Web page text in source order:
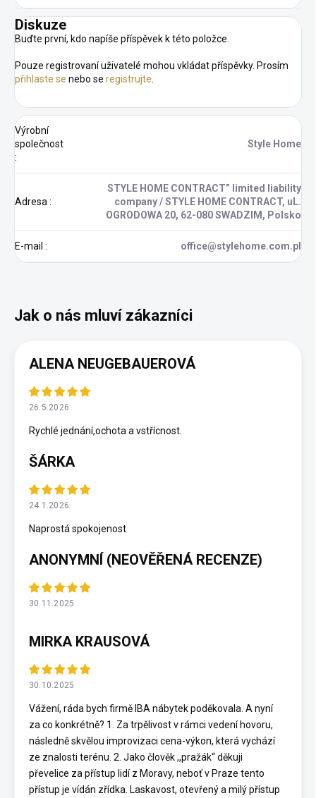
Diskuze
Buďte první, kdo napíše příspěvek k této položce.
Pouze registrovaní uživatelé mohou vkládat příspěvky. Prosím
přihlaste se nebo se registrujte
Výrobní
společnost
:
Style Home
Adresa :
STYLE HOME CONTRACT” limited liability
company / STYLE HOME CONTRACT, uL.
OGRODOWA 20, 62-080 SWADZIM, Polsko
E-mail : office@stylehome.com.pl
ALENA NEUGEBAUEROVÁ
26.5.2026
Rychlé jednání,ochota a vstřícnost.
ŠÁRKA
24.1.2026
Naprostá spokojenost
ANONYMNÍ (NEOVĚŘENÁ RECENZE)
30.11.2025
MIRKA KRAUSOVÁ
30.10.2025
Vážení, ráda bych firmě IBA nábytek poděkovala. A nyní
za co konkrétně? 1. Za trpělivost v rámci vedení hovoru,
následně skvělou improvizaci cena-výkon, která vychází
ze znalosti terénu. 2. Jako člověk ,,pražák“ děkuji
převelice za přístup lidí z Moravy, neboť v Praze tento
přístup je vídán zřídka. Laskavost, otevřený a milý přístup